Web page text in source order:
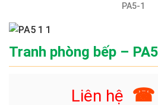
PA5-1
Tranh phòng bếp –
Liên hệ ☎